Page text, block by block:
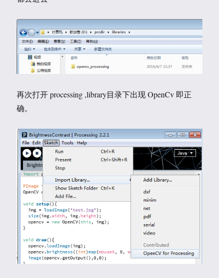
再次打开 processing ,library目录下出现 OpenCv 即正
确。